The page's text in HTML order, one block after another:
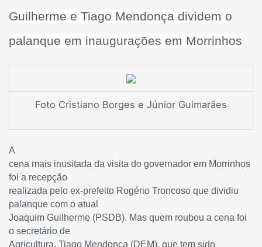
Guilherme e Tiago Mendonça dividem o
palanque em inaugurações em Morrinhos
Foto Cristiano Borges e Júnior Guimarães
A
cena mais inusitada da visita do governador em Morrinhos
foi a recepção
realizada pelo ex-prefeito Rogério Troncoso que dividiu
palanque com o atual
Joaquim Guilherme (PSDB). Mas quem roubou a cena foi
o secretário de
Agricultura, Tiago Mendonça (DEM), que tem sido